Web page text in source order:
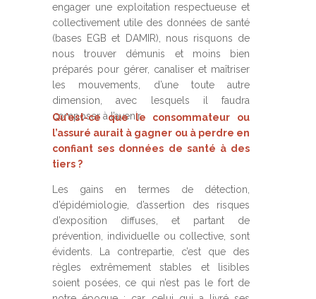
engager une exploitation respectueuse et
collectivement utile des données de santé
(bases EGB et DAMIR), nous risquons de
nous trouver démunis et moins bien
préparés pour gérer, canaliser et maîtriser
les mouvements, d’une toute autre
dimension, avec lesquels il faudra
composer à l’avenir.
Qu’est-ce que le consommateur ou
l’assuré aurait à gagner ou à perdre en
confiant ses données de santé à des
tiers ?
Les gains en termes de détection,
d’épidémiologie, d’assertion des risques
d’exposition diffuses, et partant de
prévention, individuelle ou collective, sont
évidents. La contrepartie, c’est que des
règles extrêmement stables et lisibles
soient posées, ce qui n’est pas le fort de